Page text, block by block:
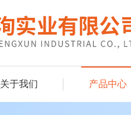
关于我们 产品中心